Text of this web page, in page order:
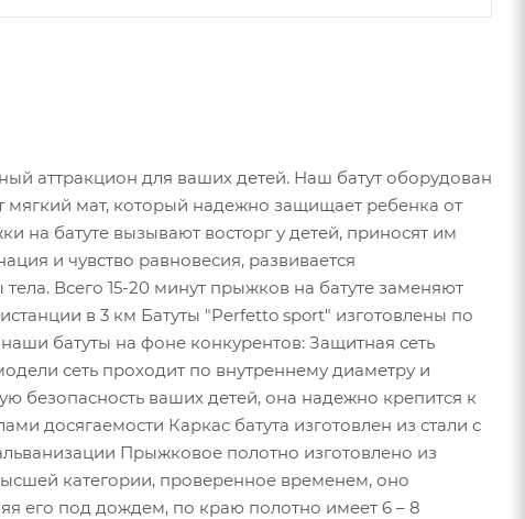
аттракцион для ваших детей. Наш батут оборудован
мат, который надежно защищает ребенка от
батуте вызывают восторг у детей, приносят им
и чувство равновесия, развивается
Всего 15-20 минут прыжков на батуте заменяют
в 3 км Батуты "Perfetto sport" изготовлены по
батуты на фоне конкурентов: Защитная сеть
сеть проходит по внутреннему диаметру и
безопасность ваших детей, она надежно крепится к
досягаемости Каркас батута изготовлен из стали с
Прыжковое полотно изготовлено из
категории, проверенное временем, оно
его под дождем, по краю полотно имеет 6 – 8